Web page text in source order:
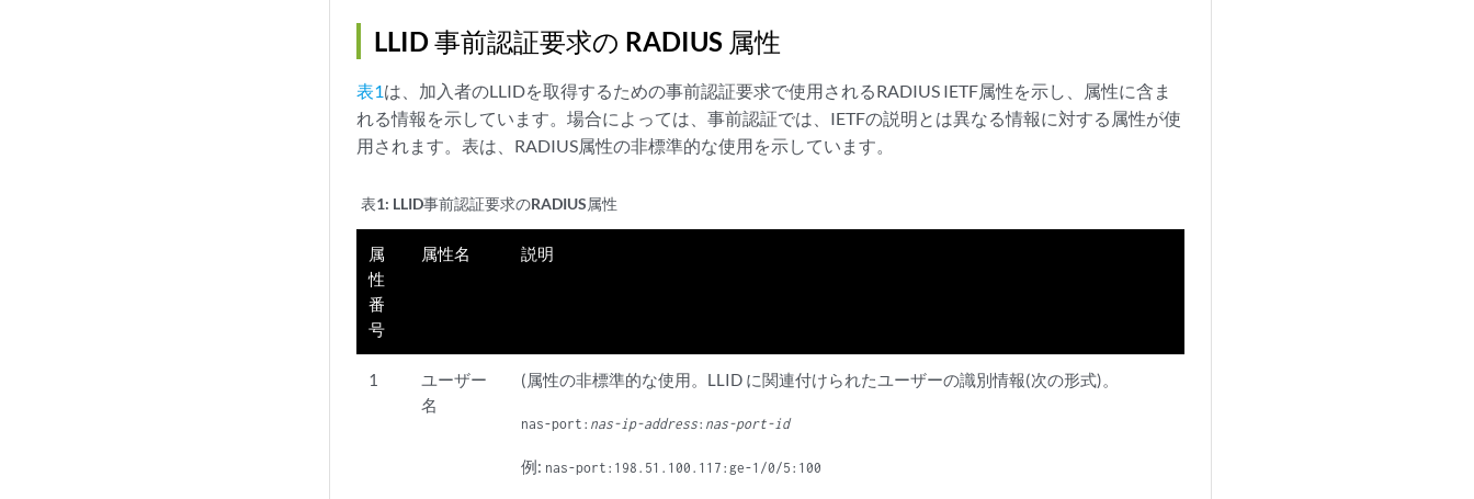
LLID 事前認証要求の RADIUS 属性
表1は、加入者のLLIDを取得するための事前認証要求で使用されるRADIUS IETF属性を示し、属性に含ま
れる情報を示しています。場合によっては、事前認証では、IETFの説明とは異なる情報に対する属性が使
用されます。表は、RADIUS属性の非標準的な使用を示しています。
表1: LLID事前認証要求のRADIUS属性
属
性
番
号
属性名 説明
1
ユーザー
名
(属性の非標準的な使用。LLID に関連付けられたユーザーの識別情報(次の形式)。
nas-port: nas-ip-address: nas-port-id
例: nas-port:198.51.100.117:ge-1/0/5:100